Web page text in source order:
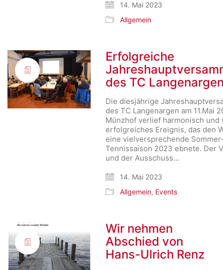
14. Mai 2023
Allgemein
Erfolgreiche
des TC
Die diesjährige
des TC Langenargen am 11.Mai
Münzhof verlief harmonisch und
erfolgreiches Ereignis, das den
eine vielversprechende
Tennissaison 2023 ebnete. Der
und der Ausschuss…
14. Mai 2023
Allgemein, Events
Wir nehmen
Abschied von
Hans-Ulrich Renz